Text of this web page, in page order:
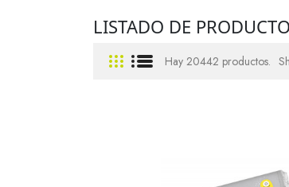
LISTADO DE
Hay 20442 productos.